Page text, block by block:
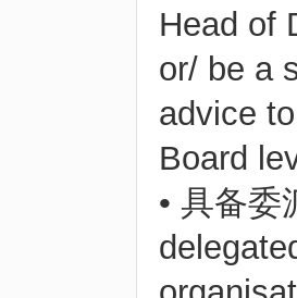
Head of
or/ be a
advice
Board
• 具备